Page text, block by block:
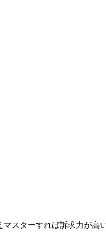
スターすれば訴求力が高